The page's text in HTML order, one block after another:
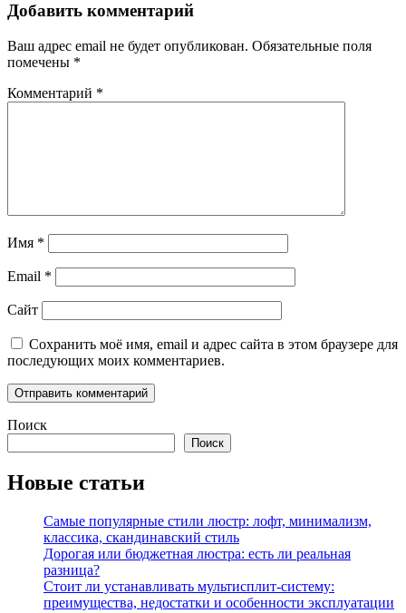
Добавить комментарий
Ваш адрес email не будет опубликован. Обязательные поля
помечены *
Комментарий *
Имя *
Email *
Сайт
Сохранить моё имя, email и адрес сайта в этом браузере для
последующих моих комментариев.
Поиск
Поиск
Новые статьи
Самые популярные стили люстр: лофт, минимализм,
классика, скандинавский стиль
Дорогая или бюджетная люстра: есть ли реальная
разница?
Стоит ли устанавливать мультисплит-систему:
преимущества, недостатки и особенности эксплуатации